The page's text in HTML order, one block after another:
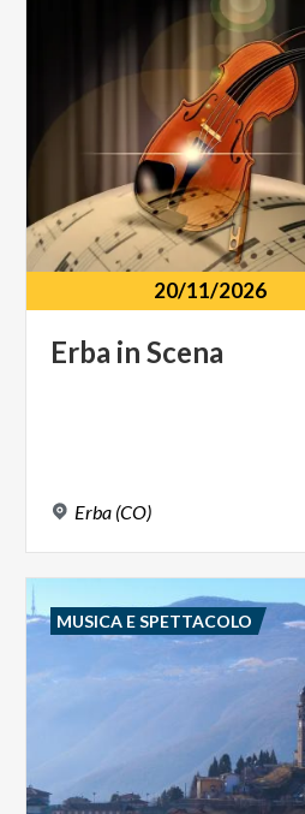
20/11/2026
Erba in Scena
Erba (CO)
MUSICA E SPETTACOLO